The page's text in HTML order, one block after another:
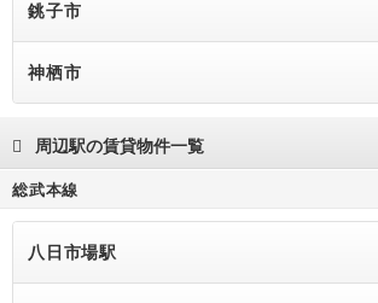
銚子市
神栖市
周辺駅の賃貸物件一覧
総武本線
八日市場駅